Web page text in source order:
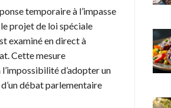
temporaire à l’impasse
projet de loi spéciale
examiné en direct à
Cette mesure
d’adopter un
débat parlementaire